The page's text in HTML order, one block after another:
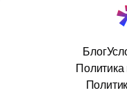
Блог